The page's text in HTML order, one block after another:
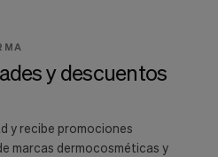
y descuentos
y recibe promociones
marcas dermocosméticas y